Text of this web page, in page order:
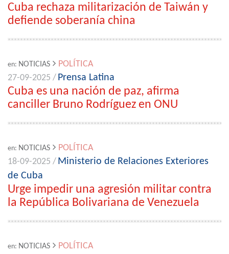
Cuba rechaza militarización de Taiwán y
defiende soberanía china
en: NOTICIAS
POLÍTICA
27-09-2025 / Prensa Latina
Cuba es una nación de paz, afirma
canciller Bruno Rodríguez en ONU
en: NOTICIAS
POLÍTICA
18-09-2025 / Ministerio de Relaciones Exteriores
de Cuba
Urge impedir una agresión militar contra
la República Bolivariana de Venezuela
en: NOTICIAS
POLÍTICA